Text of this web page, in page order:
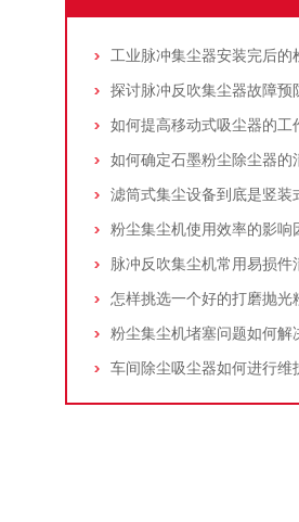
粉尘集尘机堵塞问题如何解